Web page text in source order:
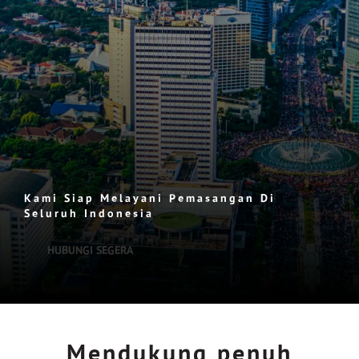
Kami Siap Melayani Pemasangan Di
Seluruh Indonesia
HUBUNGI SEGERA
Mendukung penuh